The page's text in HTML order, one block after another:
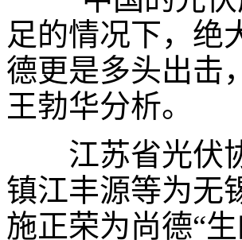
足的情况下，绝
德更是多头出击
王勃华分析。
江苏省光伏协
镇江丰源等为无
施正荣为尚德“